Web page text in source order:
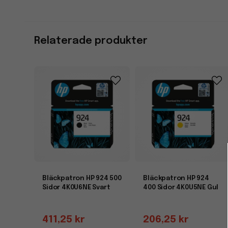
Relaterade produkter
Bläckpatron HP 924 500
Sidor 4K0U6NE Svart
411,25 kr
Bläckpatron HP 924
400 Sidor 4K0U5NE Gul
206,25 kr